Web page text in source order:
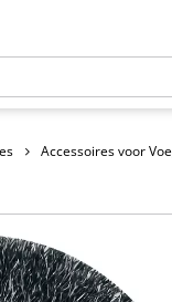
Accessoires voor